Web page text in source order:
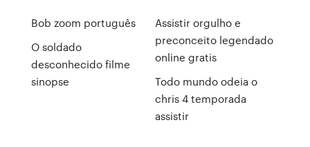
Bob zoom português
O soldado
desconhecido filme
sinopse
Assistir orgulho e
preconceito legendado
online gratis
Todo mundo odeia o
chris 4 temporada
assistir